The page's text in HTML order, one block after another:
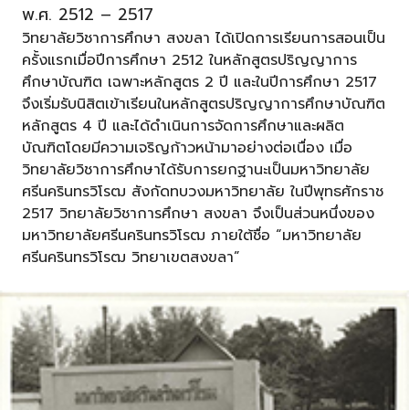
พ.ศ. 2512 – 2517
วิทยาลัยวิชาการศึกษา สงขลา ได้เปิดการเรียนการสอนเป็น
ครั้งแรกเมื่อปีการศึกษา 2512 ในหลักสูตรปริญญาการ
ศึกษาบัณฑิต เฉพาะหลักสูตร 2 ปี และในปีการศึกษา 2517
จึงเริ่มรับนิสิตเข้าเรียนในหลักสูตรปริญญาการศึกษาบัณฑิต
หลักสูตร 4 ปี และได้ดําเนินการจัดการศึกษาและผลิต
บัณฑิตโดยมีความเจริญก้าวหน้ามาอย่างต่อเนื่อง เมื่อ
วิทยาลัยวิชาการศึกษาได้รับการยกฐานะเป็นมหาวิทยาลัย
ศรีนครินทรวิโรฒ สังกัดทบวงมหาวิทยาลัย ในปีพุทธศักราช
2517 วิทยาลัยวิชาการศึกษา สงขลา จึงเป็นส่วนหนึ่งของ
มหาวิทยาลัยศรีนครินทรวิโรฒ ภายใต้ชื่อ “มหาวิทยาลัย
ศรีนครินทรวิโรฒ วิทยาเขตสงขลา”